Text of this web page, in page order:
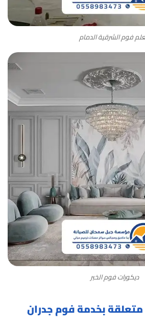
فوم الشرقية الدمام
ديكورات فوم الخبر
بخدمة فوم جدران